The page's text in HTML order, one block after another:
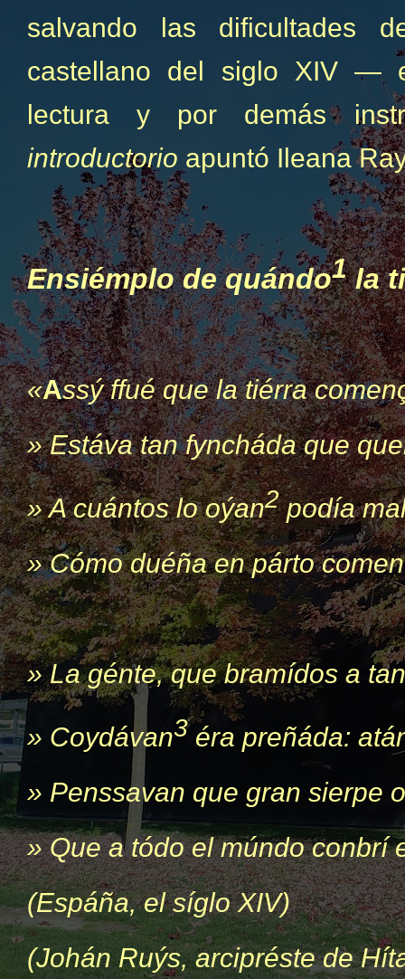
salvando las dificultades
castellano del siglo XIV —
lectura y por demás
introductorio apuntó Ileana
Ensiémplo de quándo1la
«Assý ffué que la tiérra
» Estáva tan fyncháda que
» A cuántos lo oýan2podía
» Cómo duéña en párto
» La génte, que bramídos a
» Coydávan3éra preñáda:
» Penssavan que gran sierpe
» Que a tódo el múndo conbrí
(Espáña, el síglo XIV)
(Johán Ruýs, arcipréste de